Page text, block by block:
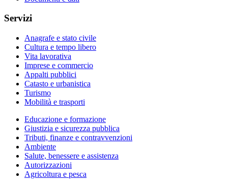
Servizi
Anagrafe e stato civile
Cultura e tempo libero
Vita lavorativa
Imprese e commercio
Appalti pubblici
Catasto e urbanistica
Turismo
Mobilità e trasporti
Educazione e formazione
Giustizia e sicurezza pubblica
Tributi, finanze e contravvenzioni
Ambiente
Salute, benessere e assistenza
Autorizzazioni
Agricoltura e pesca